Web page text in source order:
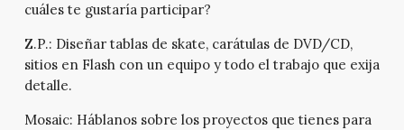
cuáles te gustaría participar?
Z.P.: Diseñar tablas de skate, carátulas de DVD/CD,
sitios en Flash con un equipo y todo el trabajo que exija
detalle.
Mosaic: Háblanos sobre los proyectos que tienes para